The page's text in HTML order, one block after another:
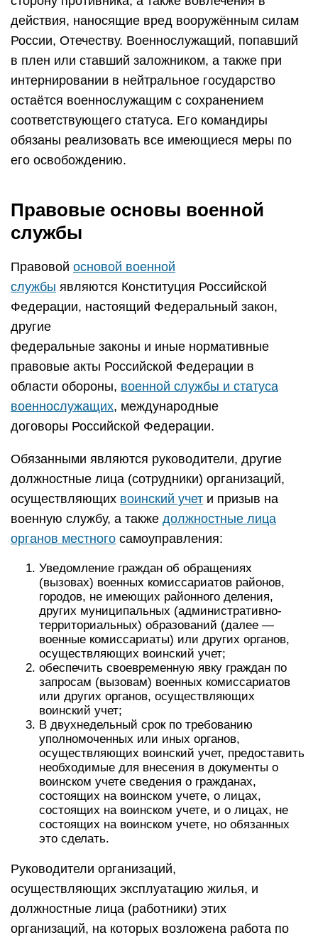
действия, наносящие вред вооружённым силам
России, Отечеству. Военнослужащий, попавший
в плен или ставший заложником, а также при
интернировании в нейтральное государство
остаётся военнослужащим с сохранением
соответствующего статуса. Его командиры
обязаны реализовать все имеющиеся меры по
его освобождению.
Правовые основы военной
службы
Правовой основой военной
службы являются Конституция Российской
Федерации, настоящий Федеральный закон,
другие
федеральные законы и иные нормативные
правовые акты Российской Федерации в
области обороны, военной службы и статуса
военнослужащих, международные
договоры Российской Федерации.
Обязанными являются руководители, другие
должностные лица (сотрудники) организаций,
осуществляющих воинский учет и призыв на
военную службу, а также должностные лица
органов местного самоуправления:
Уведомление граждан об обращениях
(вызовах) военных комиссариатов районов,
городов, не имеющих районного деления,
других муниципальных (административно-
территориальных) образований (далее —
военные комиссариаты) или других органов,
осуществляющих воинский учет;
обеспечить своевременную явку граждан по
запросам (вызовам) военных комиссариатов
или других органов, осуществляющих
воинский учет;
В двухнедельный срок по требованию
уполномоченных или иных органов,
осуществляющих воинский учет, предоставить
необходимые для внесения в документы о
воинском учете сведения о гражданах,
состоящих на воинском учете, о лицах,
состоящих на воинском учете, и о лицах, не
состоящих на воинском учете, но обязанных
это сделать.
Руководители организаций,
осуществляющих эксплуатацию жилья, и
должностные лица (работники) этих
организаций, на которых возложена работа по